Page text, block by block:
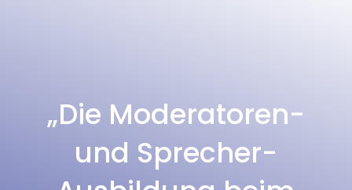
„Die Moderatoren-
und Sprecher-